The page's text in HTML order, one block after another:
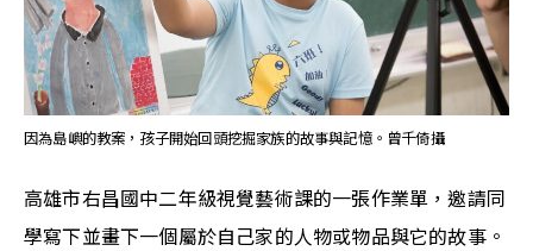
因為島嶼的教案，孩子開始回頭挖掘家族的故事與記憶。曾千倚攝
高雄市右昌國中二年級視覺藝術課的一張作業單，邀請同
學寫下並畫下一個屬於自己家的人物或物品與它的故事。